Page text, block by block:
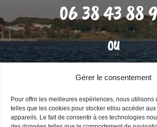
Gérer le consentement
Pour offrir les meilleures expériences, nous utilisons
telles que les cookies pour stocker et/ou accéder
appareils. Le fait de consentir à ces technologies
06 38 43 88
OU
personnalisé !